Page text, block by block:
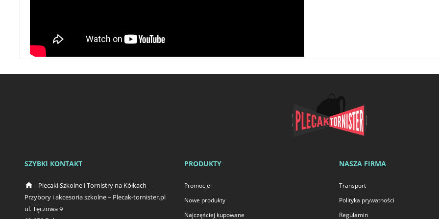
SZYBKI KONTAKT
home
Plecaki Szkolne i Tornistry na Kółkach –
Przybory i akcesoria szkolne – Plecak-tornister.pl
ul. Tęczowa 9
PRODUKTY
Promocje
Nowe produkty
Najczęściej kupowane
NASZA FIRMA
Transport
Polityka prywatności
Regulamin